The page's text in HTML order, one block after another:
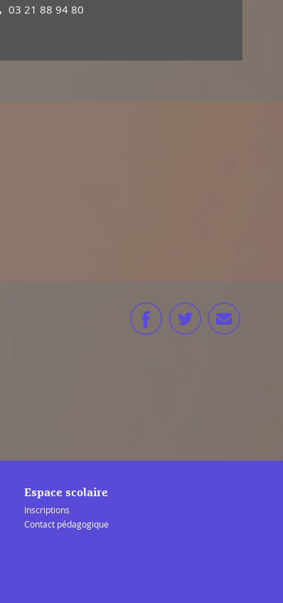
03 21 88 94 80
Espace scolaire
Inscriptions
Contact pédagogique